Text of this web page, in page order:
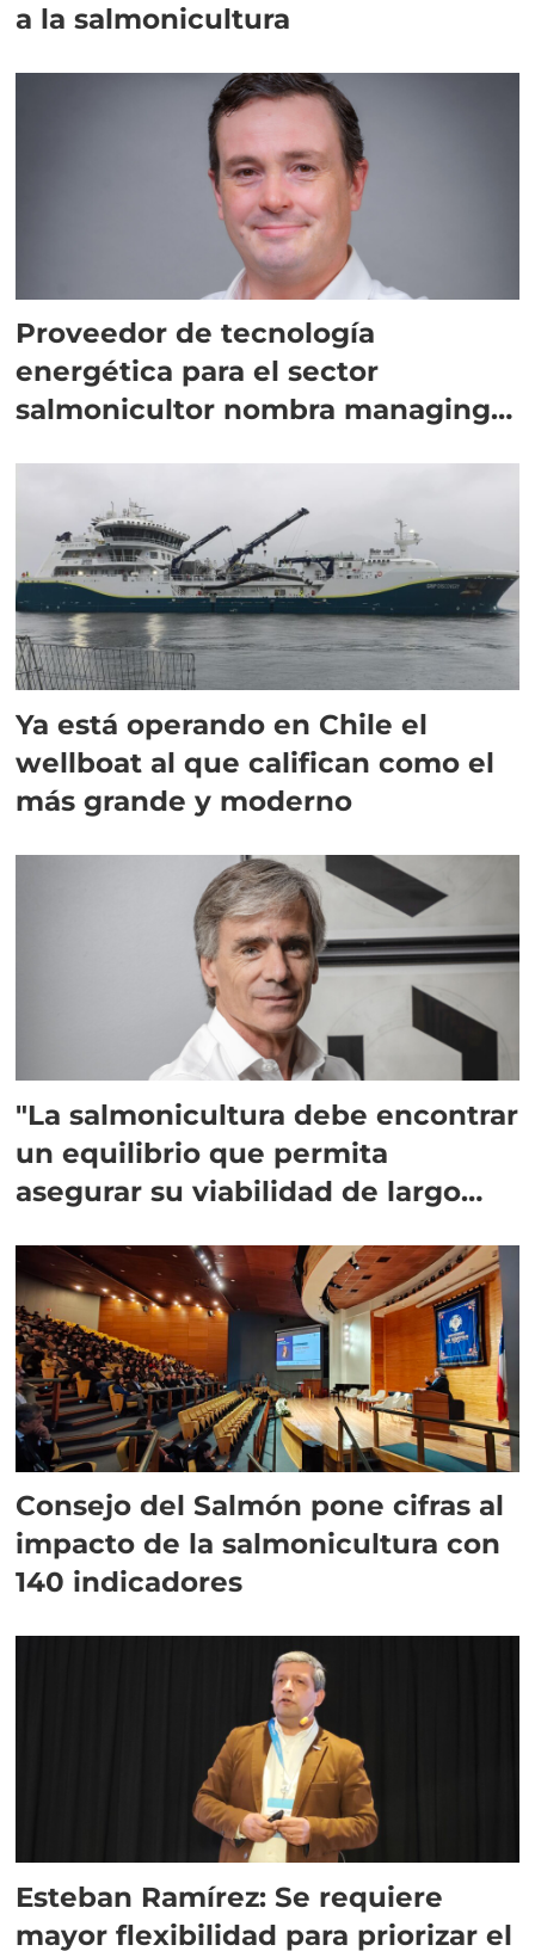
a la salmonicultura
Proveedor de tecnología
energética para el sector
salmonicultor nombra managing
Ya está operando en Chile el
wellboat al que califican como el
más grande y moderno
"La salmonicultura debe encontrar
un equilibrio que permita
asegurar su viabilidad de largo
Consejo del Salmón pone cifras al
impacto de la salmonicultura con
140 indicadores
Esteban Ramírez: Se requiere
mayor flexibilidad para priorizar el